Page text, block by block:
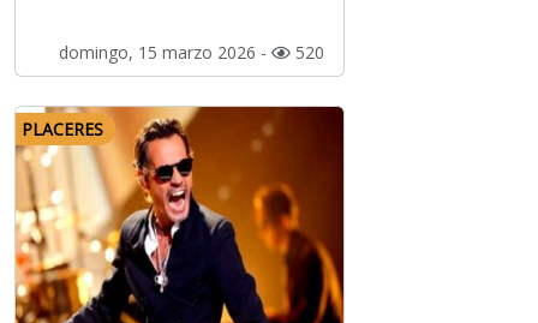
domingo, 15 marzo 2026 - 520
PLACERES